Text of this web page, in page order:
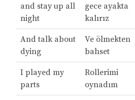
and stay up all
night
gece ayakta
kalırız
And talk about
dying
Ve ölmekten
bahset
I played my
parts
Rollerimi
oynadım